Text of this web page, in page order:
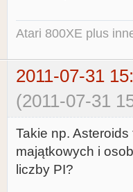
Atari 800XE plus
2011-07-31
(2011-07-31
Takie np.
majątkowych i
liczby PI?